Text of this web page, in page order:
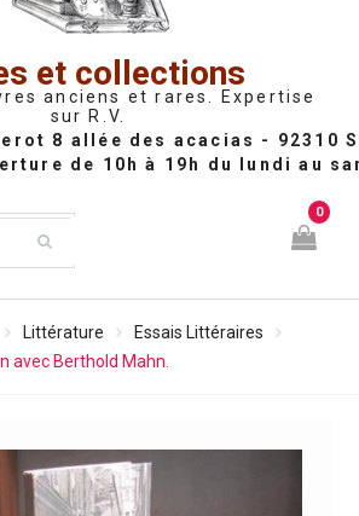
et collections
anciens et rares. Expertise
sur R.V.
0
Littérature
Essais Littéraires
avec Berthold Mahn.